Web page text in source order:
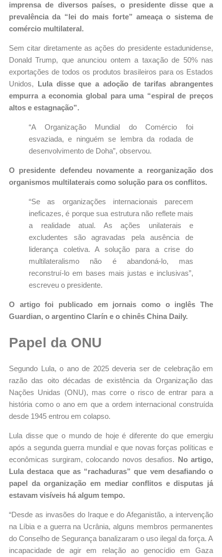
imprensa de diversos países, o presidente disse que a
prevalência da “lei do mais forte” ameaça o sistema de
comércio multilateral.
Sem citar diretamente as ações do presidente estadunidense,
Donald Trump, que anunciou ontem a taxação de 50% nas
exportações de todos os produtos brasileiros para os Estados
Unidos, Lula disse que a adoção de tarifas abrangentes
empurra a economia global para uma “espiral de preços
altos e estagnação”.
“A Organização Mundial do Comércio foi
esvaziada, e ninguém se lembra da rodada de
desenvolvimento de Doha”, observou.
O presidente defendeu novamente a reorganização dos
organismos multilaterais como solução para os conflitos.
“Se as organizações internacionais parecem
ineficazes, é porque sua estrutura não reflete mais
a realidade atual. As ações unilaterais e
excludentes são agravadas pela ausência de
liderança coletiva. A solução para a crise do
multilateralismo não é abandoná-lo, mas
reconstruí-lo em bases mais justas e inclusivas”,
escreveu o presidente.
O artigo foi publicado em jornais como o inglês The
Guardian, o argentino Clarín e o chinês China Daily.
Papel da ONU
Segundo Lula, o ano de 2025 deveria ser de celebração em
razão das oito décadas de existência da Organização das
Nações Unidas (ONU), mas corre o risco de entrar para a
história como o ano em que a ordem internacional construída
desde 1945 entrou em colapso.
Lula disse que o mundo de hoje é diferente do que emergiu
após a segunda guerra mundial e que novas forças políticas e
econômicas surgiram, colocando novos desafios. No artigo,
Lula destaca que as “rachaduras” que vem desafiando o
papel da organização em mediar conflitos e disputas já
estavam visíveis há algum tempo.
“Desde as invasões do Iraque e do Afeganistão, a intervenção
na Líbia e a guerra na Ucrânia, alguns membros permanentes
do Conselho de Segurança banalizaram o uso ilegal da força. A
incapacidade de agir em relação ao genocídio em Gaza